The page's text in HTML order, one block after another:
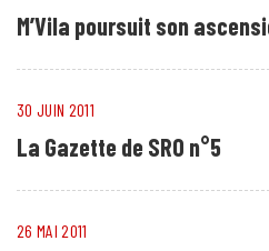
M’Vila poursuit son
30 JUIN 2011
La Gazette de SRO n°5
26 MAI 2011